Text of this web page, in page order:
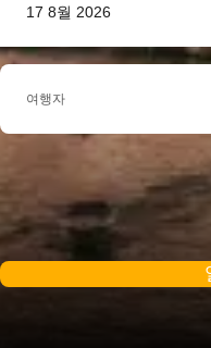
17 8월 2026
여행자